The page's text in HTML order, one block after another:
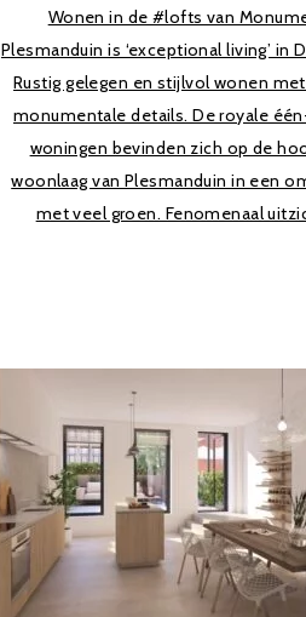
Wonen in de #lofts van
Plesmanduin is ‘exceptional living’ in
Rustig gelegen en stijlvol wonen
monumentale details. De royale
woningen bevinden zich op de
woonlaag van Plesmanduin in een
met veel groen. Fenomenaal